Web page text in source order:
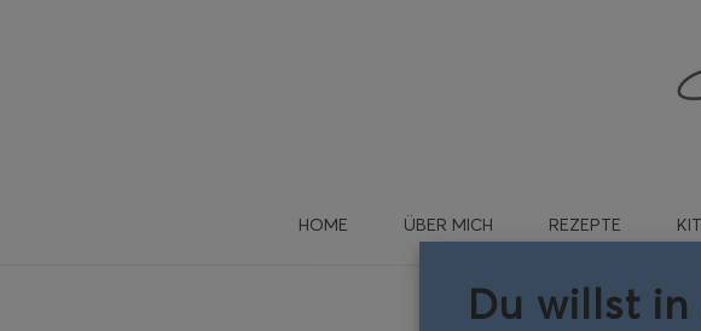
HOME ÜBER MICH REZEPTE
Du willst